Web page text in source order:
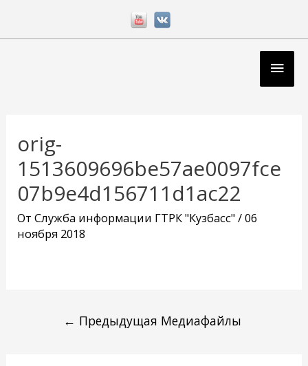
orig-
1513609696be57ae0097fce
07b9e4d156711d1ac22
ОтСлужба информации ГТРК "Кузбасс"/06
ноября 2018
записям
← Предыдущая Медиафайлы